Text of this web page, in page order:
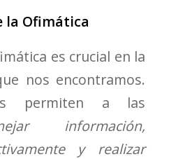
la Ofimática
es crucial en la
nos encontramos.
permiten a las
información,
y realizar